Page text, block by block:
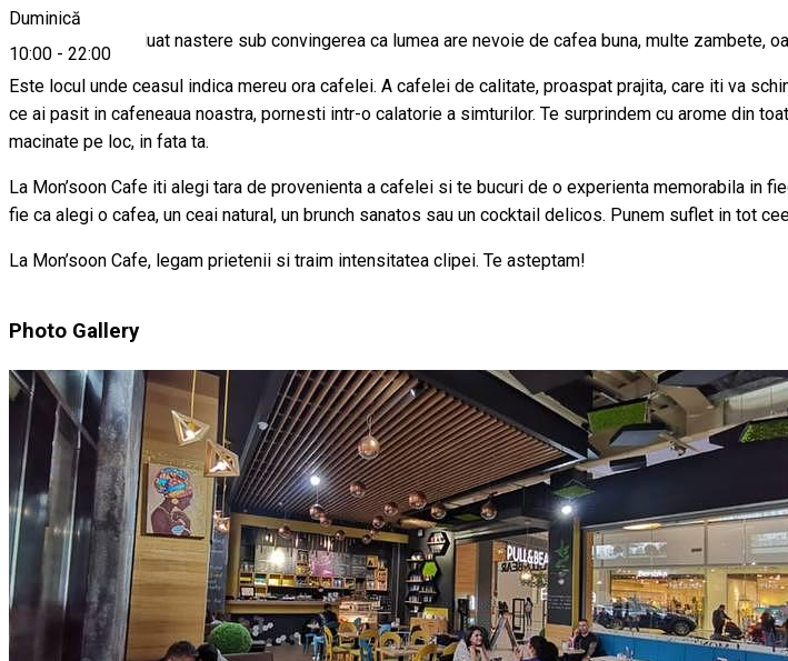
Duminică
10:00 - 22:00
Mon’soon Cafe a luat nastere sub convingerea ca lumea are nevoie de cafea buna, multe zambete,
Este locul unde ceasul indica mereu ora cafelei. A cafelei de calitate, proaspat prajita, care iti va
ce ai pasit in cafeneaua noastra, pornesti intr-o calatorie a simturilor. Te surprindem cu arome din
macinate pe loc, in fata ta.
La Mon’soon Cafe iti alegi tara de provenienta a cafelei si te bucuri de o experienta memorabila in
fie ca alegi o cafea, un ceai natural, un brunch sanatos sau un cocktail delicos. Punem suflet in tot
La Mon’soon Cafe, legam prietenii si traim intensitatea clipei. Te asteptam!
Photo Gallery